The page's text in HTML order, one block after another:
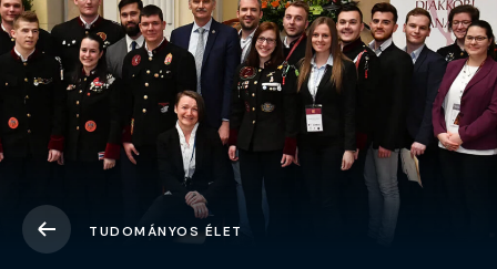
TUDOMÁNYOS ÉLET